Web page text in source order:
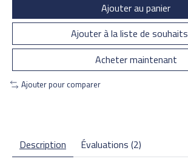
Ajouter au panier
Ajouter à la liste de souhaits
Acheter maintenant
Ajouter pour comparer
Description Évaluations (2)